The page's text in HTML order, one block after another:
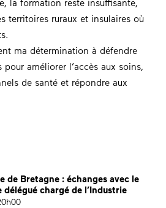
la formation reste insuffisante,
territoires ruraux et insulaires où
ma détermination à défendre
pour améliorer l’accès aux soins,
de santé et répondre aux
de Bretagne : échanges avec le
délégué chargé de l’Industrie